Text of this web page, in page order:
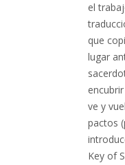
el
que
lugar
ve y
pactos
Key of